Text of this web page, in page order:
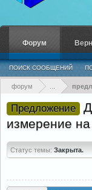
форум
Предложение
измерение
Статус темы: Закрыта.
Форум
ПОИСК СООБЩЕНИЙ